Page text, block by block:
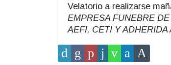
Velatorio a realizarse
EMPRESA FUNEBRE
AEFI, CETI Y